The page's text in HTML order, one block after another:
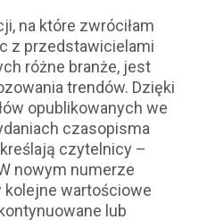
na które zwróciłam
z przedstawicielami
różne branże, jest
trendów. Dzięki
opublikowanych we
czasopisma
czytelnicy –
nowym numerze
wartościowe
lub